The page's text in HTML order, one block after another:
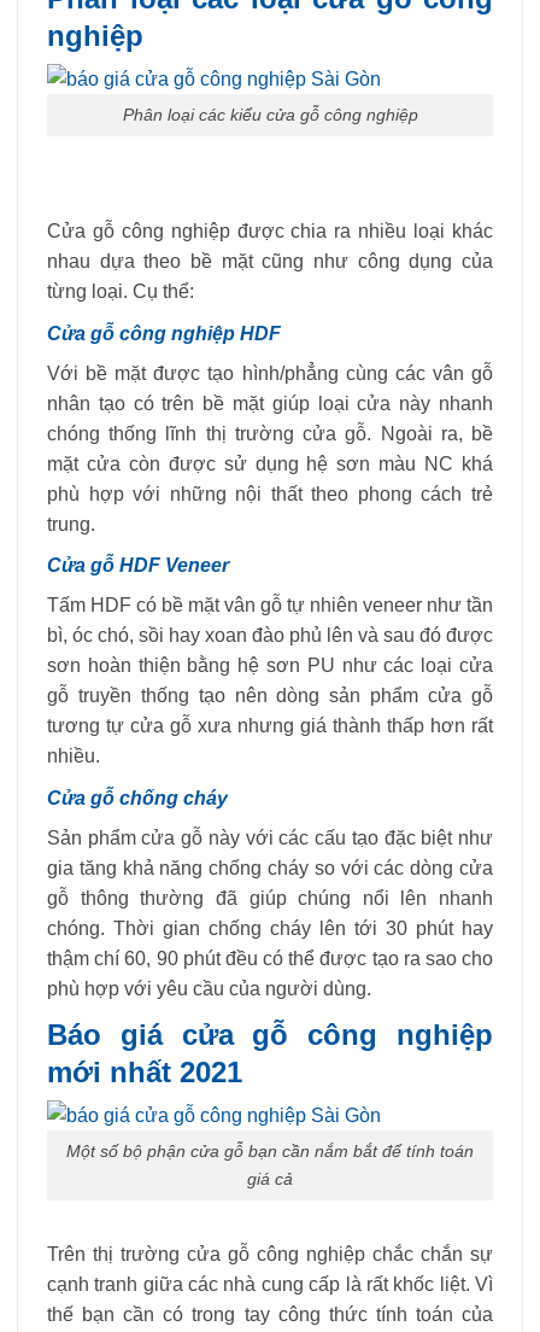
nghiệp
Phân loại các kiểu cửa gỗ công nghiệp
Cửa gỗ công nghiệp được chia ra nhiều loại khác
nhau dựa theo bề mặt cũng như công dụng của
từng loại. Cụ thể:
Cửa gỗ công nghiệp HDF
Với bề mặt được tạo hình/phẳng cùng các vân gỗ
nhân tạo có trên bề mặt giúp loại cửa này nhanh
chóng thống lĩnh thị trường cửa gỗ. Ngoài ra, bề
mặt cửa còn được sử dụng hệ sơn màu NC khá
phù hợp với những nội thất theo phong cách trẻ
trung.
Cửa gỗ HDF Veneer
Tấm HDF có bề mặt vân gỗ tự nhiên veneer như tần
bì, óc chó, sồi hay xoan đào phủ lên và sau đó được
sơn hoàn thiện bằng hệ sơn PU như các loại cửa
gỗ truyền thống tạo nên dòng sản phẩm cửa gỗ
tương tự cửa gỗ xưa nhưng giá thành thấp hơn rất
nhiều.
Cửa gỗ chống cháy
Sản phẩm cửa gỗ này với các cấu tạo đặc biệt như
gia tăng khả năng chống cháy so với các dòng cửa
gỗ thông thường đã giúp chúng nổi lên nhanh
chóng. Thời gian chống cháy lên tới 30 phút hay
thậm chí 60, 90 phút đều có thể được tạo ra sao cho
phù hợp với yêu cầu của người dùng.
Báo giá cửa gỗ công nghiệp
mới nhất 2021
Một số bộ phận cửa gỗ bạn cần nắm bắt để tính toán
giá cả
Trên thị trường cửa gỗ công nghiệp chắc chắn sự
cạnh tranh giữa các nhà cung cấp là rất khốc liệt. Vì
thế bạn cần có trong tay công thức tính toán của